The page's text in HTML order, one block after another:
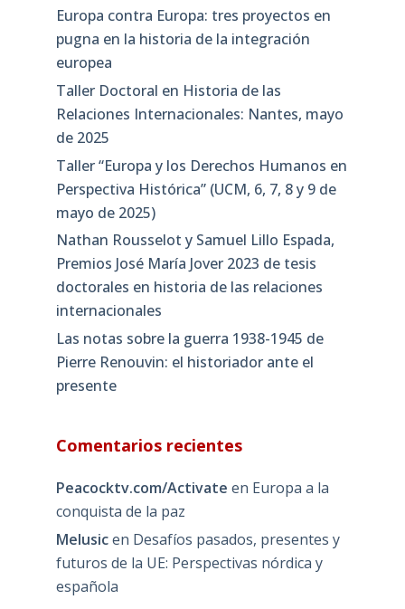
Europa contra Europa: tres proyectos en
pugna en la historia de la integración
europea
Taller Doctoral en Historia de las
Relaciones Internacionales: Nantes, mayo
de 2025
Taller “Europa y los Derechos Humanos en
Perspectiva Histórica” (UCM, 6, 7, 8 y 9 de
mayo de 2025)
Nathan Rousselot y Samuel Lillo Espada,
Premios José María Jover 2023 de tesis
doctorales en historia de las relaciones
internacionales
Las notas sobre la guerra 1938-1945 de
Pierre Renouvin: el historiador ante el
presente
Comentarios recientes
Peacocktv.com/Activate en Europa a la
conquista de la paz
Melusicen Desafíos pasados, presentes y
futuros de la UE: Perspectivas nórdica y
española